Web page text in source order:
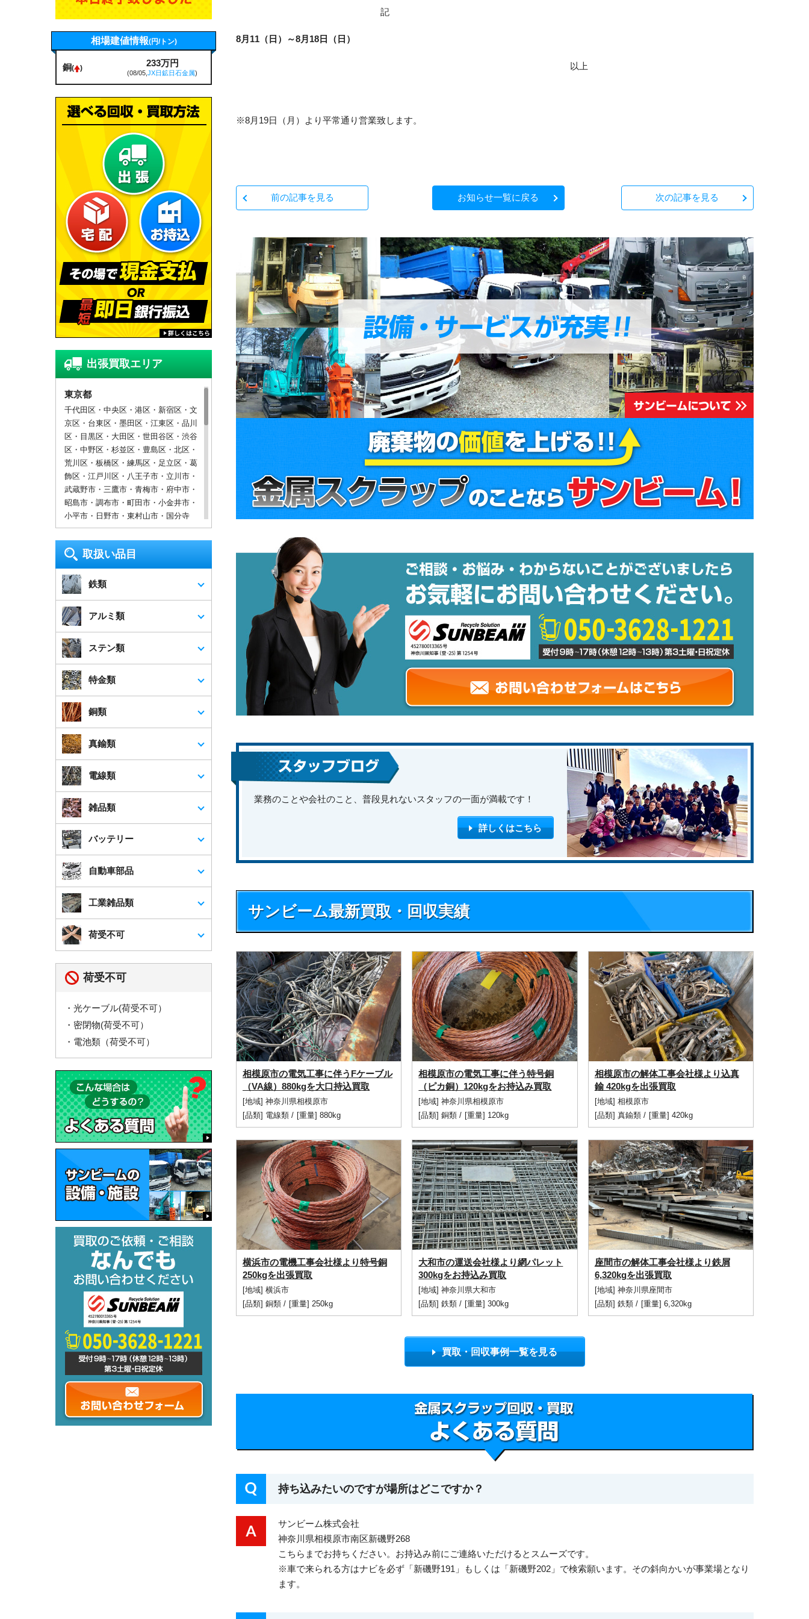
記
8月11（日）～8月18日（日）
以上
※8月19日（月）より平常通り営業致します。
前の記事を見る お知らせ一覧に戻る 次の記事を見る
業務のことや会社のこと、普段見れないスタッフの一面が満載です！
詳しくはこちら
サンビーム最新買取・回収実績
相模原市の電気工事に伴うFケーブル
（VA線）880kgを大口持込買取
[地域] 神奈川県相模原市
[品類] 電線類 / [重量] 880kg
相模原市の電気工事に伴う特号銅
（ピカ銅）120kgをお持込み買取
[地域] 神奈川県相模原市
[品類]銅類/ [重量] 120kg
相模原市の解体工事会社様より込真
鍮 420kgを出張買取
[地域] 相模原市
[品類] 真鍮類 / [重量] 420kg
横浜市の電機工事会社様より特号銅
250kgを出張買取
[地域] 横浜市
[品類] 銅類 / [重量] 250kg
大和市の運送会社様より網パレット
300kgをお持込み買取
[地域] 神奈川県大和市
[品類]鉄類/ [重量] 300kg
座間市の解体工事会社様より鉄屑
6,320kgを出張買取
[地域] 神奈川県座間市
[品類] 鉄類 / [重量] 6,320kg
買取・回収事例一覧を見る
持ち込みたいのですが場所はどこですか？
サンビーム株式会社
神奈川県相模原市南区新磯野268
こちらまでお持ちください。お持込み前にご連絡いただけるとスムーズです。
※車で来られる方はナビを必ず「新磯野191」もしくは「新磯野202」で検索願います。その斜向かいが事業場となり
ます。
相場建値情報(円/トン)
銅( ) 233万円
(08/05, JX日鉱日石金属)
出張買取エリア
東京都
千代田区・中央区・港区・新宿区・文
京区・台東区・墨田区・江東区・品川
区・目黒区・大田区・世田谷区・渋谷
区・中野区・杉並区・豊島区・北区・
荒川区・板橋区・練馬区・足立区・葛
飾区・江戸川区・八王子市・立川市・
武蔵野市・三鷹市・青梅市・府中市・
昭島市・調布市・町田市・小金井市・
小平市・日野市・東村山市・国分寺
市・国立市・福生市・狛江市・東大和
市・清瀬市・東久留米市・武蔵村山
市・多摩市・稲城市・羽村市・あきる
野市・西東京市
神奈川県
横浜市・川崎市・相模原市・横須賀
市・平塚市・鎌倉市・藤沢市・小田原
市・茅ヶ崎市・逗子市・三浦市・秦野
市・厚木市・大和市・伊勢原市・海老
埼玉県
さいたま市・川越市・熊谷市・川口
市・行田市・秩父市・所沢市・飯能
市・加須市・本庄市・東松山市・春日
部市・狭山市・羽生市・鴻巣市・深谷
市・上尾市・草加市・越谷市・蕨市・
戸田市・入間市・朝霞市・志木市・和
光市・新座市・桶川市・北本市・八潮
市・富士見市・三郷市・蓮田市・坂戸
市・幸手市・鶴ヶ島市・日高市・吉川
市・ふじみ野市・白岡市
*対応地域外であっても、柔軟かつ迅速
に対応いたします。まずはお話をお聞
取扱い品目
鉄類
アルミ類
ステン類
特金類
銅類
真鍮類
電線類
雑品類
バッテリー
自動車部品
工業雑品類
荷受不可
荷受不可
・光ケーブル(荷受不可）
・密閉物(荷受不可）
・電池類（荷受不可）